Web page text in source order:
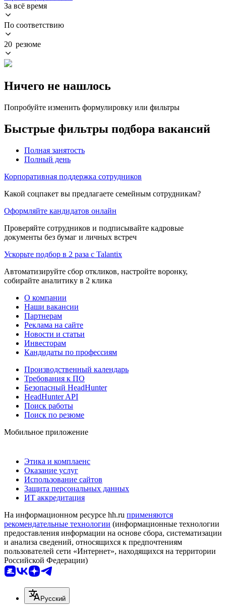
За всё время
По соответствию
20 резюме
Ничего не нашлось
Попробуйте изменить формулировку или фильтры
Быстрые фильтры подбора вакансий
Полная занятость
Полный день
Корпоративная поддержка сотрудников
Какой соцпакет вы предлагаете семейным сотрудникам?
Оформляйте кандидатов онлайн
Проверяйте сотрудников и подписывайте кадровые
документы без бумаг и личных встреч
Ускорьте подбор в 2 раза с Talantix
Автоматизируйте сбор откликов, настройте воронку,
собирайте аналитику в 2 клика
О компании
Наши вакансии
Партнерам
Реклама на сайте
Новости и статьи
Инвесторам
Кандидаты по профессиям
Производственный календарь
Требования к ПО
Безопасный HeadHunter
HeadHunter API
Поиск работы
Поиск по резюме
Мобильное приложение
Этика и комплаенс
Оказание услуг
Использование сайтов
Защита персональных данных
ИТ аккредитация
На информационном ресурсе hh.ru применяются
рекомендательные технологии (информационные технологии
предоставления информации на основе сбора, систематизации
и анализа сведений, относящихся к предпочтениям
пользователей сети «Интернет», находящихся на территории
Российской Федерации)
Русский